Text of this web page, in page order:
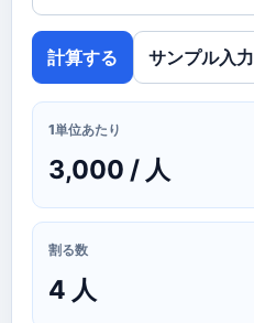
計算する サンプル入力
1単位あたり
3,000 / 人
割る数
4 人